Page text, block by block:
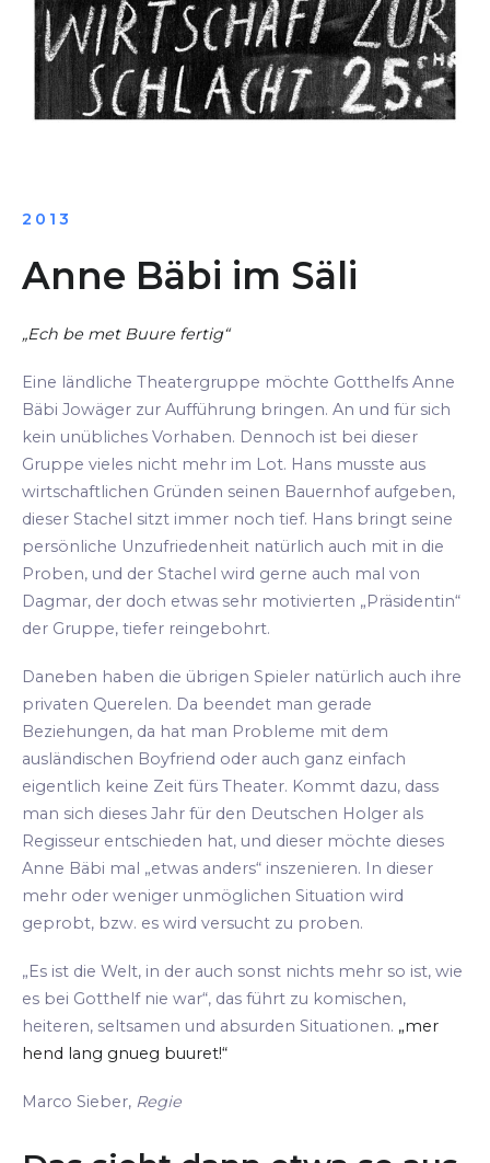
2013
Anne Bäbi im Säli
„Ech be met Buure fertig“
Eine ländliche Theatergruppe möchte Gotthelfs Anne
Bäbi Jowäger zur Aufführung bringen. An und für sich
kein unübliches Vorhaben. Dennoch ist bei dieser
Gruppe vieles nicht mehr im Lot. Hans musste aus
wirtschaftlichen Gründen seinen Bauernhof aufgeben,
dieser Stachel sitzt immer noch tief. Hans bringt seine
persönliche Unzufriedenheit natürlich auch mit in die
Proben, und der Stachel wird gerne auch mal von
Dagmar, der doch etwas sehr motivierten „Präsidentin“
der Gruppe, tiefer reingebohrt.
Daneben haben die übrigen Spieler natürlich auch ihre
privaten Querelen. Da beendet man gerade
Beziehungen, da hat man Probleme mit dem
ausländischen Boyfriend oder auch ganz einfach
eigentlich keine Zeit fürs Theater. Kommt dazu, dass
man sich dieses Jahr für den Deutschen Holger als
Regisseur entschieden hat, und dieser möchte dieses
Anne Bäbi mal „etwas anders“ inszenieren. In dieser
mehr oder weniger unmöglichen Situation wird
geprobt, bzw. es wird versucht zu proben.
„Es ist die Welt, in der auch sonst nichts mehr so ist, wie
es bei Gotthelf nie war“, das führt zu komischen,
heiteren, seltsamen und absurden Situationen. „mer
hend lang gnueg buuret!“
Marco Sieber, Regie